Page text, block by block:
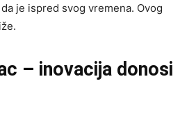
je ispred svog vremena. Ovog
– inovacija donosi